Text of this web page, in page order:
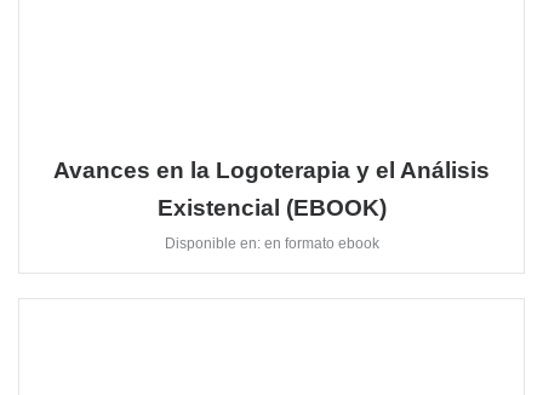
Avances en la Logoterapia y el Análisis
Existencial (EBOOK)
Disponible en: en formato ebook